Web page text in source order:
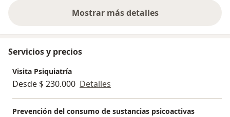
Mostrar más detalles
sobre la experiencia
Servicios y precios
Visita Psiquiatría
Desde $ 230.000 Detalles
Prevención del consumo de sustancias psicoactivas